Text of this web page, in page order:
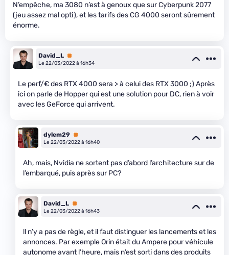
N’empêche, ma 3080 n’est à genoux que sur Cyberpunk 2077
(jeu assez mal opti), et les tarifs des CG 4000 seront sûrement
énorme.
David_L Premium
Le 22/03/2022 à 16h34
Le perf/€ des RTX 4000 sera > à celui des RTX 3000 ;) Après
ici on parle de Hopper qui est une solution pour DC, rien à voir
avec les GeForce qui arrivent.
dylem29 Premium
Le 22/03/2022 à 16h40
Ah, mais, Nvidia ne sortent pas d’abord l’architecture sur de
l’embarqué, puis après sur PC?
David_L Premium
Le 22/03/2022 à 16h43
ll n’y a pas de règle, et il faut distinguer les lancements et les
annonces. Par exemple Orin était du Ampere pour véhicule
autonome avant l’heure, mais n’est sorti dans des produits